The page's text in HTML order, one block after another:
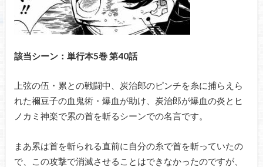
該当シーン：単行本5巻 第40話
上弦の伍・累との戦闘中、炭治郎のピンチを糸に捕らえら
れた禰豆子の血鬼術・爆血が助け、炭治郎が爆血の炎とヒ
ノカミ神楽で累の首を斬るシーンでの名言です。
まあ累は首を斬られる直前に自分の糸で首を斬っていたの
で、この攻撃で消滅させることはできなかったのですが、